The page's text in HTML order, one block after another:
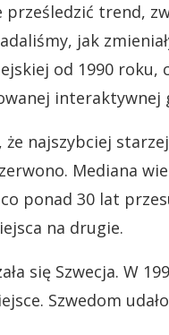
prześledzić trend,
jak
od 1990
interaktywnej
że najszybciej
Mediana
ponad 30 lat
na drugie.
się Szwecja. W
Szwedom